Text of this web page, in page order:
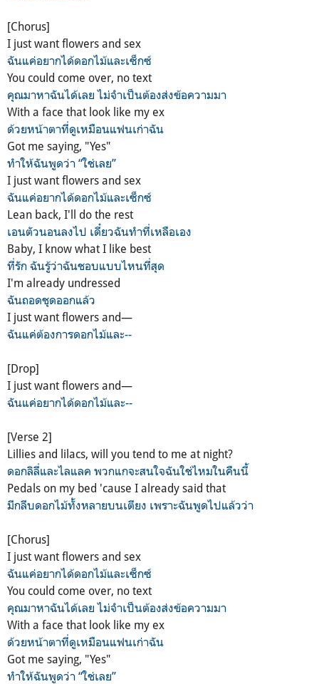
[Chorus]
I just want flowers and sex
ฉันแค่อยากได้ดอกไม้และเซ็กซ์
You could come over, no text
คุณมาหาฉันได้เลย ไม่จำเป็นต้องส่งข้อความมา
With a face that look like my ex
ด้วยหน้าตาที่ดูเหมือนแฟนเก่าฉัน
Got me saying, "Yes"
ทำให้ฉันพูดว่า “ใช่เลย”
I just want flowers and sex
ฉันแค่อยากได้ดอกไม้และเซ็กซ์
Lean back, I'll do thе rest
เอนตัวนอนลงไป เดี๋ยวฉันทำที่เหลือเอง
Baby, I know what I like best
ที่รัก ฉันรู้ว่าฉันชอบแบบไหนที่สุด
I'm already undressed
ฉันถอดชุดออกแล้ว
I just want flowers and—
ฉันแค่ต้องการดอกไม้และ--
[Drop]
I just want flowers and—
ฉันแค่อยากได้ดอกไม้และ--
[Verse 2]
Lillies and lilacs, will you tend to me at night?
ดอกลิลี่และไลแลค พวกแกจะสนใจฉันใช่ไหมในคืนนี้
Pedals on my bed 'cause I already said that
มีกลีบดอกไม้ทั้งหลายบนเตียง เพราะฉันพูดไปแล้วว่า
[Chorus]
I just want flowers and sex
ฉันแค่อยากได้ดอกไม้และเซ็กซ์
You could come over, no text
คุณมาหาฉันได้เลย ไม่จำเป็นต้องส่งข้อความมา
With a face that look like my ex
ด้วยหน้าตาที่ดูเหมือนแฟนเก่าฉัน
Got me saying, "Yes"
ทำให้ฉันพูดว่า “ใช่เลย”